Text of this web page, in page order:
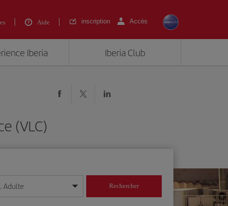
Aide inscription Accès
Iberia Iberia Club
(VLC)
mois/année
Adulte Rechercher